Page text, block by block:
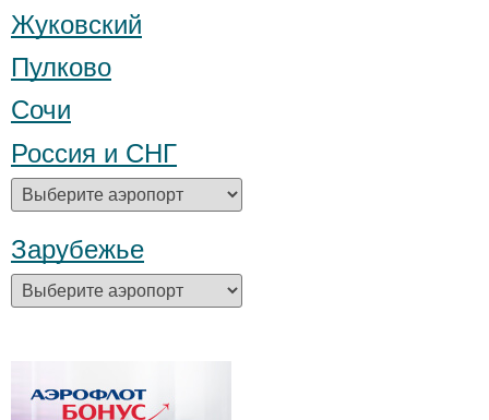
Жуковский
Пулково
Сочи
Россия и СНГ
Зарубежье